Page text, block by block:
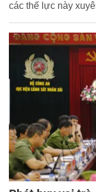
các thế lực này
hình chủ nghĩa xã